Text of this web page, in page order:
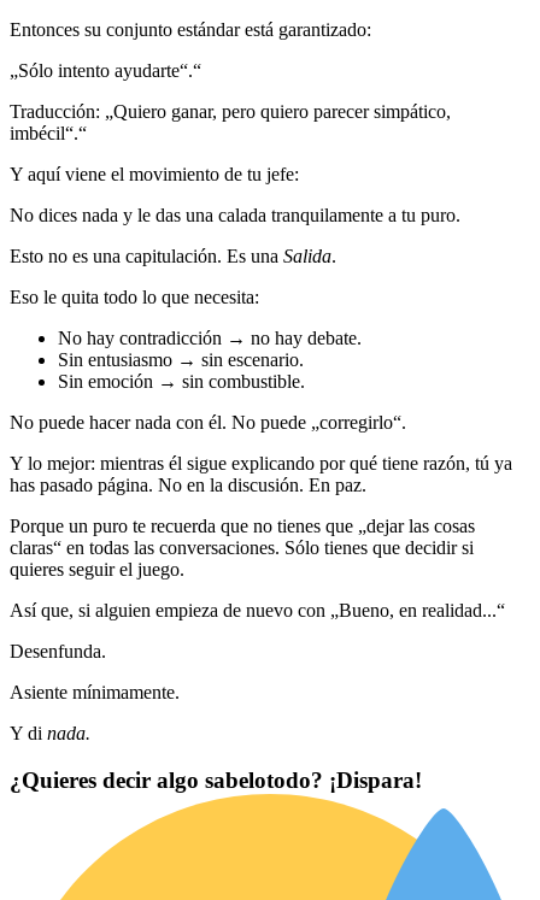
Entonces su conjunto estándar está garantizado:
„Sólo intento ayudarte“.“
Traducción: „Quiero ganar, pero quiero parecer simpático,
imbécil“.“
Y aquí viene el movimiento de tu jefe:
No dices nada y le das una calada tranquilamente a tu puro.
Esto no es una capitulación. Es una Salida.
Eso le quita todo lo que necesita:
No hay contradicción → no hay debate.
Sin entusiasmo → sin escenario.
Sin emoción → sin combustible.
No puede hacer nada con él. No puede „corregirlo“.
Y lo mejor: mientras él sigue explicando por qué tiene razón, tú ya
has pasado página. No en la discusión. En paz.
Porque un puro te recuerda que no tienes que „dejar las cosas
claras“ en todas las conversaciones. Sólo tienes que decidir si
quieres seguir el juego.
Así que, si alguien empieza de nuevo con „Bueno, en realidad...“
Desenfunda.
Asiente mínimamente.
Y di nada.
¿Quieres decir algo sabelotodo? ¡Dispara!